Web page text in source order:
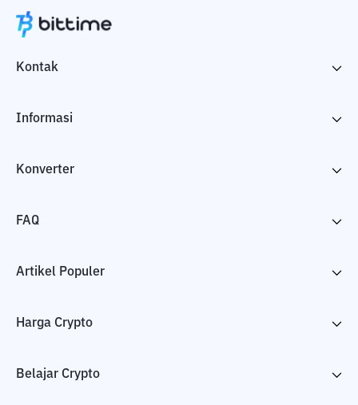
Kontak
Informasi
Konverter
FAQ
Artikel Populer
Harga Crypto
Belajar Crypto